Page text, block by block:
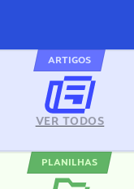
ARTIGOS
VER TODOS
PLANILHAS